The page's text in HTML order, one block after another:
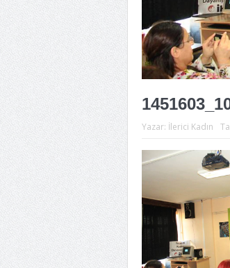
Yazar: İlerici Kadın